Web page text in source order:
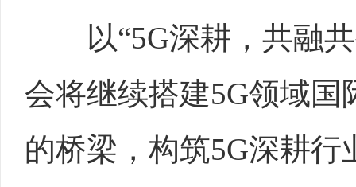
以“5G深耕，共融共
会将继续搭建5G领域
的桥梁，构筑5G深耕